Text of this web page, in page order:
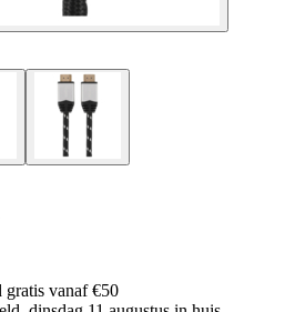
gratis vanaf €50